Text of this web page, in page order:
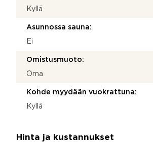
Kyllä
Asunnossa sauna:
Ei
Omistusmuoto:
Oma
Kohde myydään vuokrattuna:
Kyllä
Hinta ja kustannukset